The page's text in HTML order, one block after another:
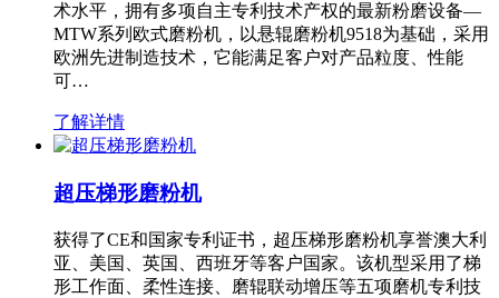
术水平，拥有多项自主专利技术产权的最新粉磨设备—
MTW系列欧式磨粉机，以悬辊磨粉机9518为基础，采用
欧洲先进制造技术，它能满足客户对产品粒度、性能
可…
了解详情
超压梯形磨粉机
获得了CE和国家专利证书，超压梯形磨粉机享誉澳大利
亚、美国、英国、西班牙等客户国家。该机型采用了梯
形工作面、柔性连接、磨辊联动增压等五项磨机专利技